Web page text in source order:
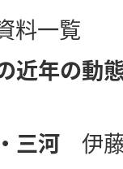
料一覧
近年の動
三河 伊